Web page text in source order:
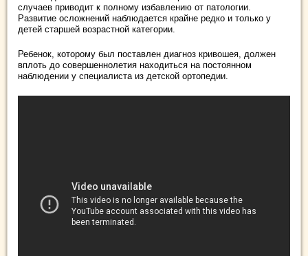
случаев приводит к полному избавлению от патологии.
Развитие осложнений наблюдается крайне редко и только у
детей старшей возрастной категории.
Ребенок, которому был поставлен диагноз кривошея, должен
вплоть до совершеннолетия находиться на постоянном
наблюдении у специалиста из детской ортопедии.